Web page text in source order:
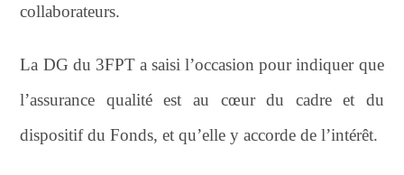
collaborateurs.
La DG du 3FPT a saisi l’occasion pour indiquer que
l’assurance qualité est au cœur du cadre et du
dispositif du Fonds, et qu’elle y accorde de l’intérêt.